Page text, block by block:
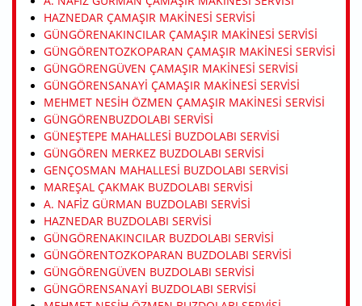
HAZNEDAR ÇAMAŞIR MAKINESI SERVISI
GÜNGÖRENAKINCILAR ÇAMAŞIR MAKINESI SERVISI
GÜNGÖRENTOZKOPARAN ÇAMAŞIR MAKINESI SERVISI
GÜNGÖRENGÜVEN ÇAMAŞIR MAKINESI SERVISI
GÜNGÖRENSANAYI ÇAMAŞIR MAKINESI SERVISI
MEHMET NESIH ÖZMEN ÇAMAŞIR MAKINESI SERVISI
GÜNGÖRENBUZDOLABI SERVISI
GÜNEŞTEPE MAHALLESI BUZDOLABI SERVISI
GÜNGÖREN MERKEZ BUZDOLABI SERVISI
GENÇOSMAN MAHALLESI BUZDOLABI SERVISI
MAREŞAL ÇAKMAK BUZDOLABI SERVISI
A. NAFIZ GÜRMAN BUZDOLABI SERVISI
HAZNEDAR BUZDOLABI SERVISI
GÜNGÖRENAKINCILAR BUZDOLABI SERVISI
GÜNGÖRENTOZKOPARAN BUZDOLABI SERVISI
GÜNGÖRENGÜVEN BUZDOLABI SERVISI
GÜNGÖRENSANAYI BUZDOLABI SERVISI